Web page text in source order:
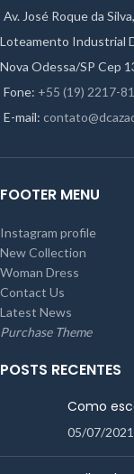
Av. José Roque da
Loteamento Industrial
Nova Odessa/SP Cep
Fone: +55 (19) 2217-
E-mail:
FOOTER MENU
Instagram profile
New Collection
Woman Dress
Contact Us
Latest News
Purchase Theme
POSTS RECENTES
Como
05/07/2021